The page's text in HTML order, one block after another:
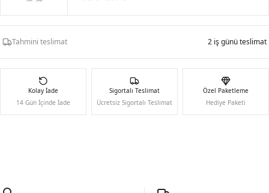
Tahmini teslimat 2 iş günü teslimat
Kolay İade
14 Gün İçinde İade
Sigortalı Teslimat
Ücretsiz Sigortalı Teslimat
Özel Paketleme
Hediye Paketi